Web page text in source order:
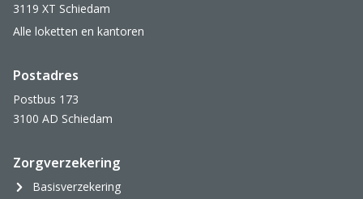
3119 XT Schiedam
Alle loketten en kantoren
Postadres
Postbus 173
3100 AD Schiedam
Zorgverzekering
Basisverzekering